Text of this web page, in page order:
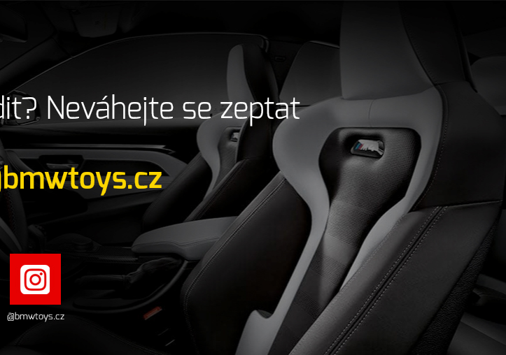
Neváhejte se zeptat
@bmwtoys.cz